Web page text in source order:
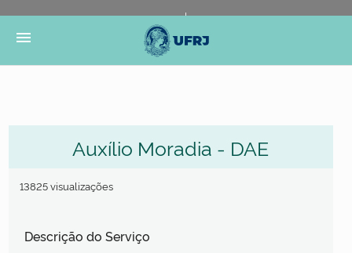
Portal do Governo Brasileiro
Governo
menu
Auxílio Moradia - DAE
13825 visualizações
Descrição do Serviço